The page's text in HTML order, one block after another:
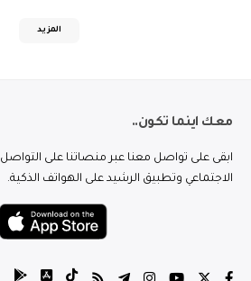
المزيد
معك اينما تكون..
ابقى على تواصل معنا عبر منصاتنا على التواصل
الاجتماعي وتطبيق الرشيد على الهواتف الذكية.